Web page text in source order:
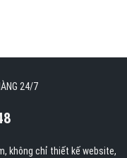
24/7
không chỉ thiết kế website,